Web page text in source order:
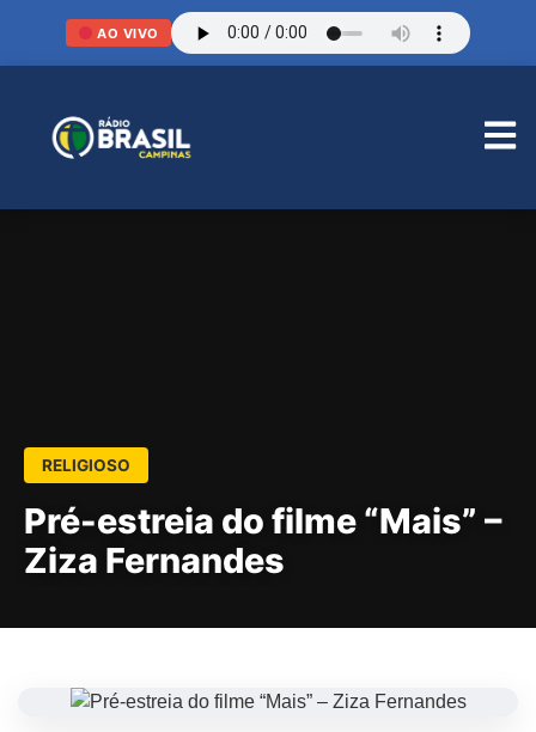
AO VIVO
RELIGIOSO
Pré-estreia do filme “Mais” –
Ziza Fernandes